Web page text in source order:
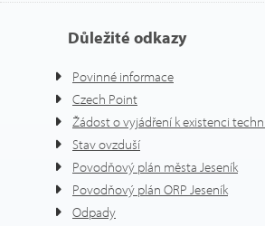
Důležité odkazy
Povinné informace
Czech Point
Žádost o vyjádření k existenci
Stav ovzduší
Povodňový plán města Jeseník
Povodňový plán ORP Jeseník
Odpady